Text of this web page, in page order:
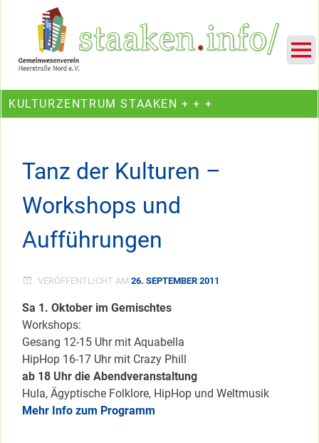
Ein Projekt des Gemeinwesenvereins Heerstraße Nord
KULTURZENTRUM STAAKEN + + +
Tanz der Kulturen –
Workshops und
Aufführungen
VERÖFFENTLICHT AM 26. SEPTEMBER 2011
Sa 1. Oktober im Gemischtes
Workshops:
Gesang 12-15 Uhr mit Aquabella
HipHop 16-17 Uhr mit Crazy Phill
ab 18 Uhr die Abendveranstaltung
Hula, Ägyptische Folklore, HipHop und Weltmusik
Mehr Info zum Programm